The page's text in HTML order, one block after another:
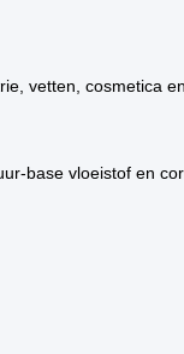
vetten, cosmetica
base vloeistof en